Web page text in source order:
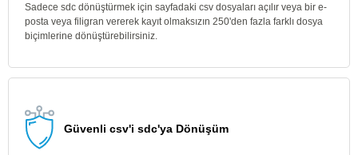
Sadece sdc dönüştürmek için sayfadaki csv dosyaları açılır veya bir e-
posta veya filigran vererek kayıt olmaksızın 250'den fazla farklı dosya
biçimlerine dönüştürebilirsiniz.
Güvenli csv'i sdc'ya Dönüşüm